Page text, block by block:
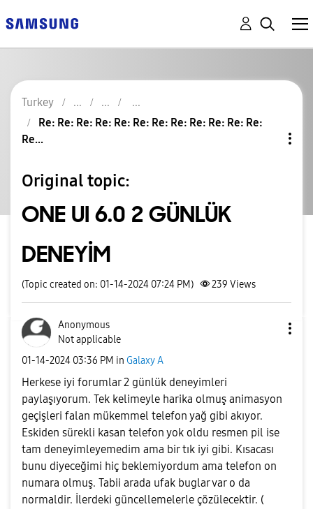
Turkey
Re: Re: Re: Re: Re: Re: Re: Re: Re: Re: Re: Re:
Re...
Original topic:
ONE UI 6.0 2 GÜNLÜK
DENEYİM
(Topic created on: 01-14-2024 07:24 PM) 239 Views
Anonymous
Not applicable
‎01-14-2024 03:36 PM in Galaxy A
Herkese iyi forumlar 2 günlük deneyimleri
paylaşıyorum. Tek kelimeyle harika olmuş animasyon
geçişleri falan mükemmel telefon yağ gibi akıyor.
Eskiden sürekli kasan telefon yok oldu resmen pil ise
tam deneyimleyemedim ama bir tık iyi gibi. Kısacası
bunu diyeceğimi hiç beklemiyordum ama telefon on
numara olmuş. Tabii arada ufak buglar var o da
normaldir. İlerdeki güncellemelerle çözülecektir. (